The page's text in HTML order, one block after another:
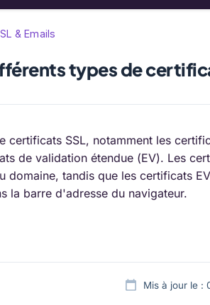
& Emails
types de
certificats SSL, notamment les
de validation étendue (EV). Les
domaine, tandis que les certificats
la barre d'adresse du navigateur.
Mis à jour le :